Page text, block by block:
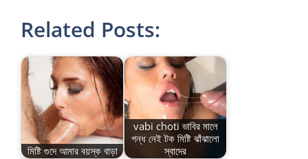
Related Posts:
মিষ্টি গুদে আমার বয়স্ক বাড়া
vabi choti ভাবির মালে
গন্ধ নেই টক মিষ্টি ঝাঁঝালো
স্বাদের